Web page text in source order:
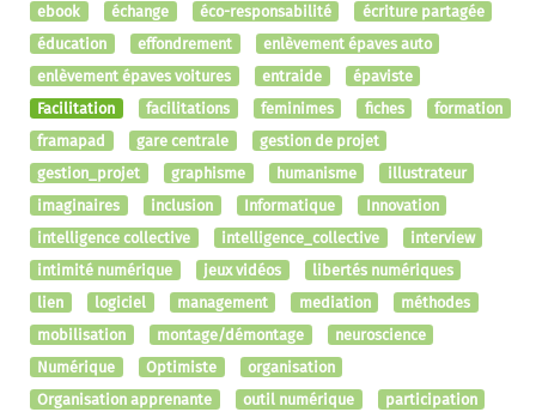
ebook
échange éco-responsabilité
écriture partagée
éducation
effondrement
enlèvement épaves auto
enlèvement épaves voitures
entraide
épaviste
Facilitation
facilitations feminimes fiches
formation
framapad
gare centrale
gestion de projet
gestion_projet
graphisme humanisme
illustrateur
imaginaires
inclusion Informatique
Innovation
intelligence collective
intelligence_collective
interview
intimité numérique
jeux vidéos
libertés numériques
lien
logiciel management mediation
méthodes
mobilisation
montage/démontage
neuroscience
Numérique
Optimiste
organisation
Organisation apprenante
outil numérique
participation